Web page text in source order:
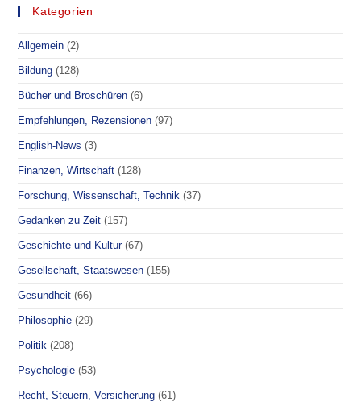
Kategorien
Allgemein (2)
Bildung (128)
Bücher und Broschüren (6)
Empfehlungen, Rezensionen (97)
English-News (3)
Finanzen, Wirtschaft (128)
Forschung, Wissenschaft, Technik (37)
Gedanken zu Zeit (157)
Geschichte und Kultur (67)
Gesellschaft, Staatswesen (155)
Gesundheit (66)
Philosophie (29)
Politik (208)
Psychologie (53)
Recht, Steuern, Versicherung (61)